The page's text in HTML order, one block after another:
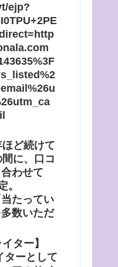
ejp?
ど続けて
に、口コ
わせて
。
たってい
数いただ
ター】
ターとして